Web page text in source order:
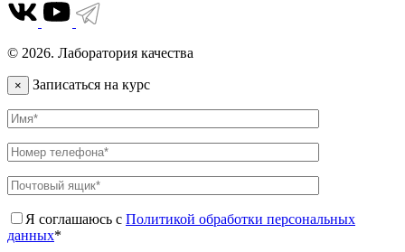
© 2026. Лаборатория качества
× Записаться на курс
Я соглашаюсь с Политикой обработки персональных
данных*